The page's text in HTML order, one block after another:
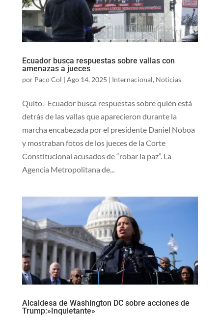
Ecuador busca respuestas sobre vallas con
amenazas a jueces
por Paco Col | Ago 14, 2025 | Internacional, Noticias
Quito.- Ecuador busca respuestas sobre quién está
detrás de las vallas que aparecieron durante la
marcha encabezada por el presidente Daniel Noboa
y mostraban fotos de los jueces de la Corte
Constitucional acusados de “robar la paz”. La
Agencia Metropolitana de...
Alcaldesa de Washington DC sobre acciones de
Trump:»Inquietante»